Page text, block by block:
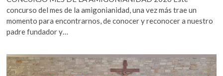
concurso del mes de la amigonianidad, una vez más trae un
momento para encontrarnos, de conocer y reconocer a nuestro
padre fundador y…